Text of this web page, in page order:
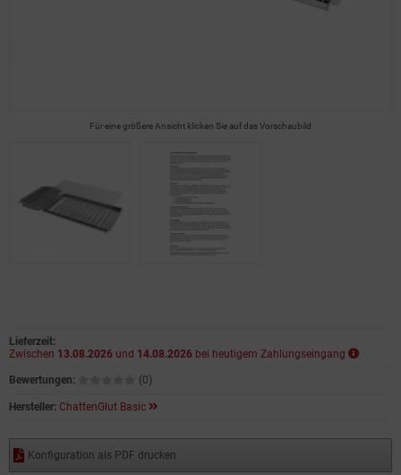
Für eine größere Ansicht klicken Sie auf das Vorschaubild
Lieferzeit:
Zwischen 13.08.2026 und 14.08.2026 bei heutigem Zahlungseingang
Bewertungen: (0)
Hersteller: ChattenGlut Basic
Konfiguration als PDF drucken